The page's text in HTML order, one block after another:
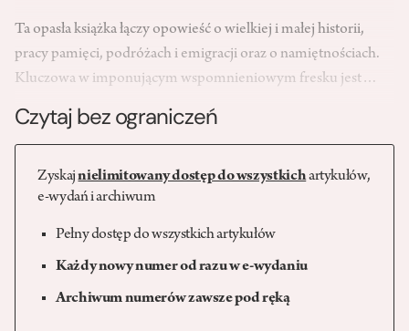
Ta opasła książka łączy opowieść o wielkiej i małej historii,
pracy pamięci, podróżach i emigracji oraz o namiętnościach.
Kluczowa w imponującym wspomnieniowym fresku jest…
Czytaj bez ograniczeń
Zyskajnielimitowany dostęp do wszystkichartykułów,
e-wydań i archiwum
Pełny dostęp do wszystkich artykułów
Każdy nowy numer od razu w e-wydaniu
Archiwum numerów zawsze pod ręką